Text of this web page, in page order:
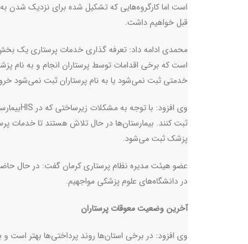
قبل خواهیم داشت.
محمدی ادامه داد:‌ تعرفه گذاری خدمات پرستاری یک
است که برخی اقدامات توسط پرستاران انجام و به نام
خدمتی ثبت نمی‌شود یا به نام پرستاران ثبت نمی‌شود
وی افزود: با توجه به مشکلات زیرساختی که در HIS
ثبت کنند. بیمارستان‌ها در حال تلاش هستند تا خدمات
پزشک ثبت می‌شود.
عضو هیئت مدیره نظام پرستاری کرمان گفت: در حال
در دانشگاه‌های علوم پزشکی مواجهیم.
آخرین وضعیت معوقات پرستاران
وی افزود: در برخی استان‌ها روند پرداختی‌ها بهتر است و